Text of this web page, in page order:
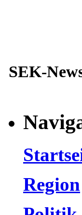
SEK-
Region